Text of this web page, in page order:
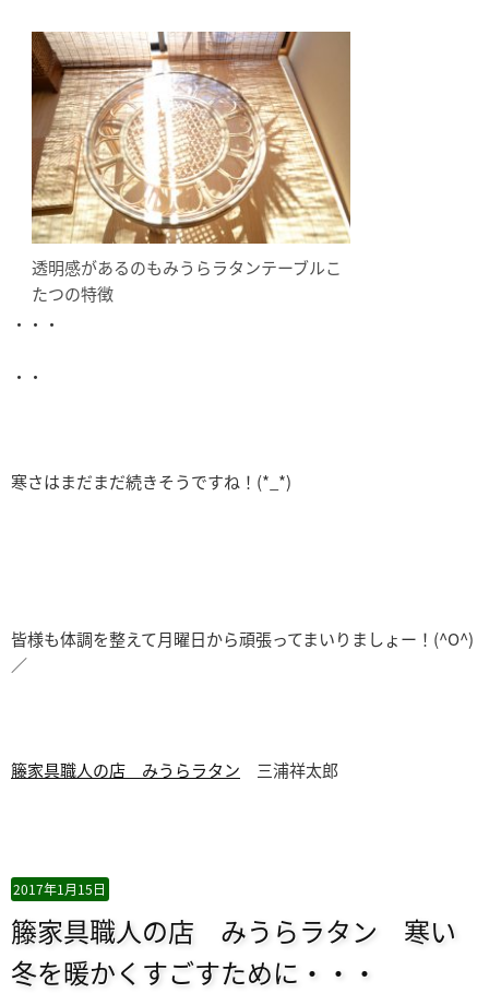
透明感があるのもみうらラタンテーブルこ
たつの特徴
・・・
・・
寒さはまだまだ続きそうですね！(*_*)
皆様も体調を整えて月曜日から頑張ってまいりましょー！(^O^)
／
籐家具職人の店 みうらラタン 三浦祥太郎
2017年1月15日
籐家具職人の店 みうらラタン 寒い
冬を暖かくすごすために・・・